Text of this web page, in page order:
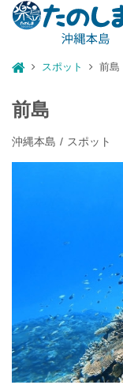
スポット 前島
前島
沖縄本島 スポット